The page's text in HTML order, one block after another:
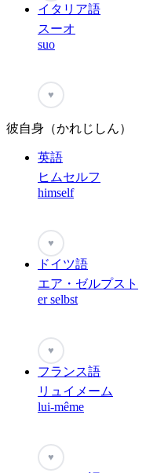
イタリア語
スーオ
suo
♥
彼自身（かれじしん）
英語
ヒムセルフ
himself
♥
ドイツ語
エア・ゼルプスト
er selbst
♥
フランス語
リュイメーム
lui-même
♥